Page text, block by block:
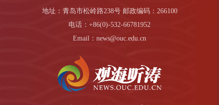
地址：青岛市松岭路238号 邮政编码：266100
电话：+86(0)-532-66781952
Email：news@ouc.edu.cn